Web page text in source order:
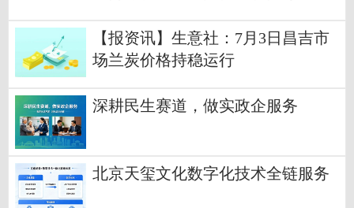
【报资讯】生意社：7月3日昌吉市
场兰炭价格持稳运行
深耕民生赛道，做实政企服务
北京天玺文化数字化技术全链服务